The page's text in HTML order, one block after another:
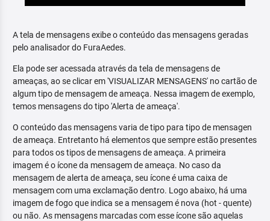
A tela de mensagens exibe o conteúdo das mensagens geradas
pelo analisador do FuraAedes.
Ela pode ser acessada através da tela de mensagens de
ameaças, ao se clicar em 'VISUALIZAR MENSAGENS' no cartão de
algum tipo de mensagem de ameaça. Nessa imagem de exemplo,
temos mensagens do tipo 'Alerta de ameaça'.
O conteúdo das mensagens varia de tipo para tipo de mensagen
de ameaça. Entretanto há elementos que sempre estão presentes
para todos os tipos de mensagens de ameaça. A primeira
imagem é o ícone da mensagem de ameaça. No caso da
mensagem de alerta de ameaça, seu ícone é uma caixa de
mensagem com uma exclamação dentro. Logo abaixo, há uma
imagem de fogo que indica se a mensagem é nova (hot - quente)
ou não. As mensagens marcadas com esse ícone são aquelas